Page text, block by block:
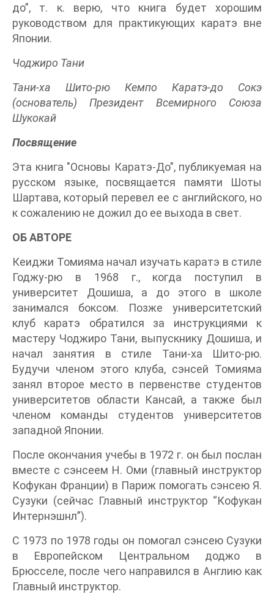
до”, т. к. верю, что книга будет хорошим
руководством для практикующих каратэ вне
Японии.
Чоджиро Тани
Тани-ха Шито-рю Кемпо Каратэ-до Сокэ
(основатель) Президент Всемирного Союза
Шукокай
Посвящение
Эта книга "Основы Каратэ-До", публикуемая на
русском языке, посвящается памяти Шоты
Шартава, который перевел ее с английского, но
к сожалению не дожил до ее выхода в свет.
ОБ АВТОРЕ
Кеиджи Томияма начал изучать каратэ в стиле
Годжу-рю в 1968 г., когда поступил в
университет Дошиша, а до этого в школе
занимался боксом. Позже университетский
клуб каратэ обратился за инструкциями к
мастеру Чоджиро Тани, выпускнику Дошиша, и
начал занятия в стиле Тани-ха Шито-рю.
Будучи членом этого клуба, сэнсей Томияма
занял второе место в первенстве студентов
университетов области Кансай, а также был
членом команды студентов университетов
западной Японии.
После окончания учебы в 1972 г. он был послан
вместе с сэнсеем Н. Оми (главный инструктор
Кофукан Франции) в Париж помогать сэнсею Я.
Сузуки (сейчас Главный инструктор “Кофукан
Интернэшнл”).
С 1973 по 1978 годы он помогал сэнсею Сузуки
в Европейском Центральном доджо в
Брюсселе, после чего направился в Англию как
Главный инструктор.